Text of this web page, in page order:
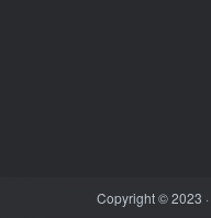
Copyright © 2023 ·